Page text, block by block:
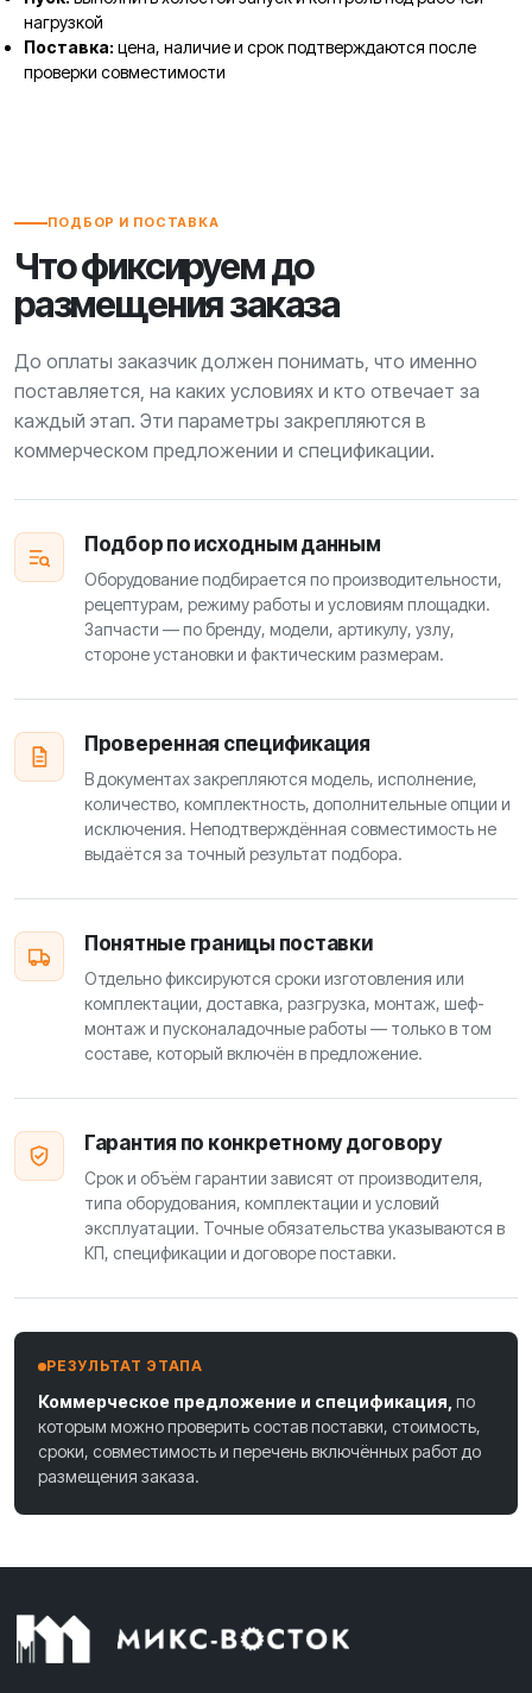
нагрузкой
Поставка: цена, наличие и срок подтверждаются после
проверки совместимости
ПОДБОР И ПОСТАВКА
Что фиксируем до
размещения заказа
До оплаты заказчик должен понимать, что именно
поставляется, на каких условиях и кто отвечает за
каждый этап. Эти параметры закрепляются в
коммерческом предложении и спецификации.
Подбор по исходным данным
Оборудование подбирается по производительности,
рецептурам, режиму работы и условиям площадки.
Запчасти — по бренду, модели, артикулу, узлу,
стороне установки и фактическим размерам.
Проверенная спецификация
В документах закрепляются модель, исполнение,
количество, комплектность, дополнительные опции и
исключения. Неподтверждённая совместимость не
выдаётся за точный результат подбора.
Понятные границы поставки
Отдельно фиксируются сроки изготовления или
комплектации, доставка, разгрузка, монтаж, шеф-
монтаж и пусконаладочные работы — только в том
составе, который включён в предложение.
Гарантия по конкретному договору
Срок и объём гарантии зависят от производителя,
типа оборудования, комплектации и условий
эксплуатации. Точные обязательства указываются в
КП, спецификации и договоре поставки.
РЕЗУЛЬТАТ ЭТАПА
Коммерческое предложение и спецификация, по
которым можно проверить состав поставки, стоимость,
сроки, совместимость и перечень включённых работ до
размещения заказа.